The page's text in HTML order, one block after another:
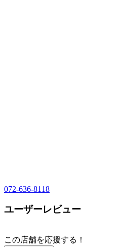
072-636-8118
ユーザーレビュー
この店舗を応援する！